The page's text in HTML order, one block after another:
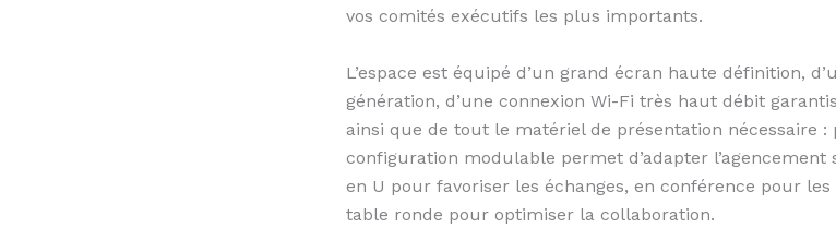
vos comités exécutifs les plus importants.
L’espace est équipé d’un grand écran haute définition,
génération, d’une connexion Wi-Fi très haut débit
ainsi que de tout le matériel de présentation nécessaire
configuration modulable permet d’adapter l’agencement
en U pour favoriser les échanges, en conférence pour
table ronde pour optimiser la collaboration.